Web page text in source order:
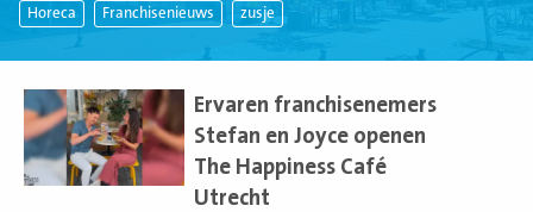
Horeca Franchisenieuws zusje
meer
Ervaren franchisenemers
Stefan en Joyce openen
The Happiness Café
Utrecht